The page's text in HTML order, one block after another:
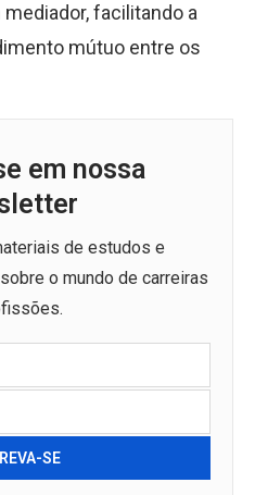
facilitando a
mútuo entre os
em nossa
de estudos e
o mundo de carreiras
SE